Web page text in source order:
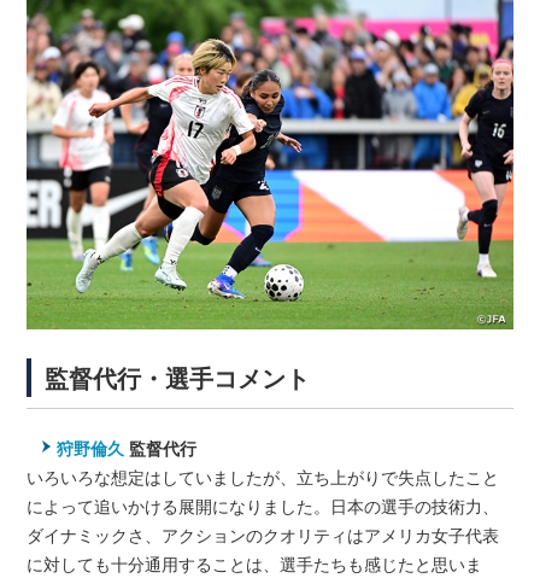
監督代行・選手コメント
狩野倫久 監督代行
いろいろな想定はしていましたが、立ち上がりで失点したこと
によって追いかける展開になりました。日本の選手の技術力、
ダイナミックさ、アクションのクオリティはアメリカ女子代表
に対しても十分通用することは、選手たちも感じたと思いま